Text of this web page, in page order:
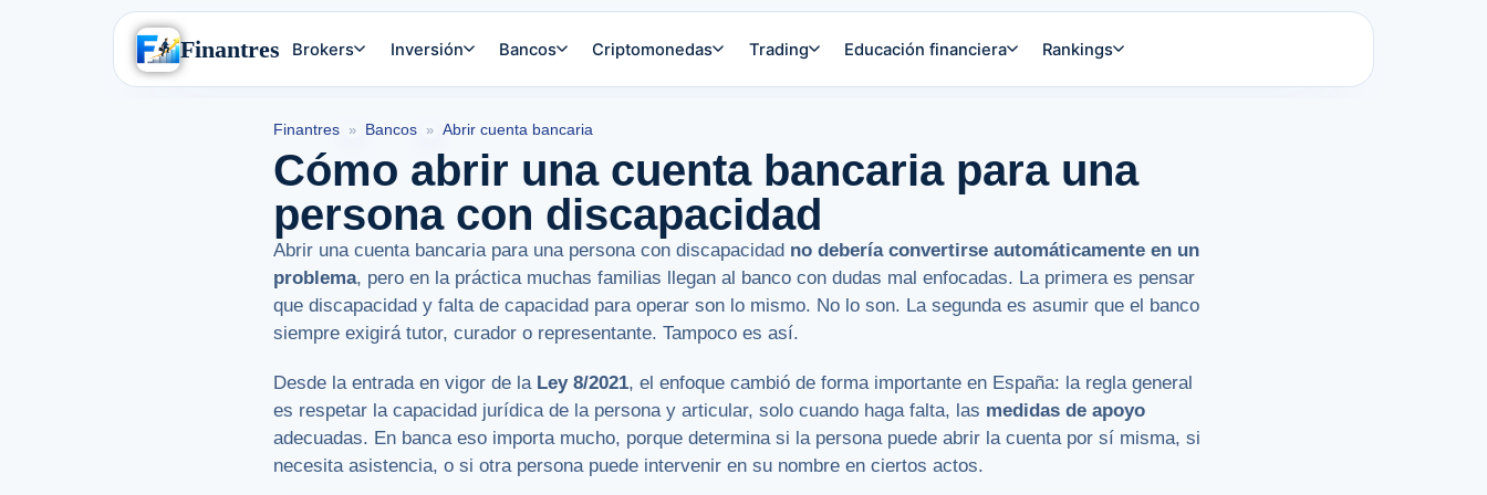
Finantres Brokers Inversión Bancos Criptomonedas Trading Educación financiera Rankings
Finantres » Bancos » Abrir cuenta bancaria
Cómo abrir una cuenta bancaria para una
persona con discapacidad
Abrir una cuenta bancaria para una persona con discapacidad no debería convertirse automáticamente en un
problema, pero en la práctica muchas familias llegan al banco con dudas mal enfocadas. La primera es pensar
que discapacidad y falta de capacidad para operar son lo mismo. No lo son. La segunda es asumir que el banco
siempre exigirá tutor, curador o representante. Tampoco es así.
Desde la entrada en vigor de la Ley 8/2021, el enfoque cambió de forma importante en España: la regla general
es respetar la capacidad jurídica de la persona y articular, solo cuando haga falta, las medidas de apoyo
adecuadas. En banca eso importa mucho, porque determina si la persona puede abrir la cuenta por sí misma, si
necesita asistencia, o si otra persona puede intervenir en su nombre en ciertos actos.